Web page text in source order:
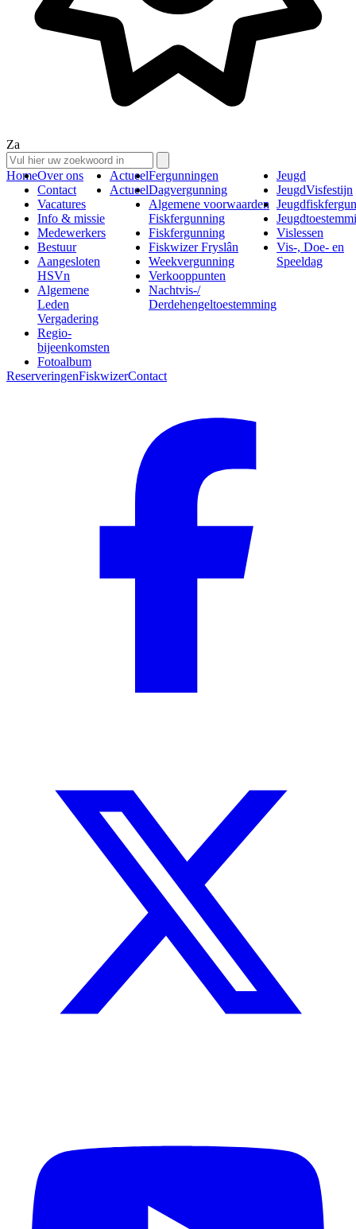
Za
HomeOver ons
Contact
Vacatures
Info & missie
Medewerkers
Bestuur
Aangesloten
HSVn
Algemene
Leden
Vergadering
Regio-
bijeenkomsten
Fotoalbum
Actueel
Actueel
Fergunningen
Dagvergunning
Algemene voorwaarden
Fiskfergunning
Fiskfergunning
Fiskwizer Fryslân
Weekvergunning
Verkooppunten
Nachtvis-/
Derdehengeltoestemming
Jeugd
JeugdVisfestijn
Vislessen
Vis-, Doe- en
Speeldag
ReserveringenFiskwizerContact